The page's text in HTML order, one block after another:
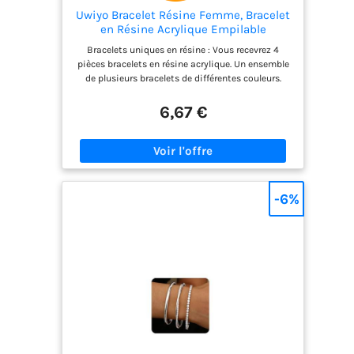
Uwiyo Bracelet Résine Femme, Bracelet
en Résine Acrylique Empilable
Manchette en Acrylique Bracelets
Coloré en Résin Bracelets Cadeau pour
Femme Fille (Mélanger les couleurs 3-4
pièces)
Bracelets uniques en résine : Vous recevrez 4
pièces bracelets en résine acrylique. Un ensemble
de plusieurs bracelets de différentes couleurs.
afficher votre style et votre charme unique.
Matériau de qualité supérieure : Ces bracelets
haute qualité, avec une surface lisse et polie
miroir, confortables à porter, élégants et brillants.
adolescentes, grâce à leur design multicouche et
leur aisance. Leur diamètre intérieur d'environ 60-
de bracelets en acrylique propose différents
styles. Portez-les ensemble ou séparément, ou
associez-les à vos autres bijoux selon l'occasion :
mariage, fête, plage, rue, voyage, rendez-vous
galant, etc. Ils se portent parfaitement avec des
6,67 €
-6%